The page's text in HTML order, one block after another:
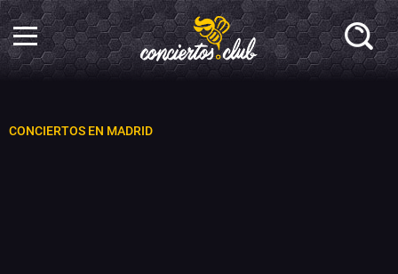
CONCIERTOS EN MADRID